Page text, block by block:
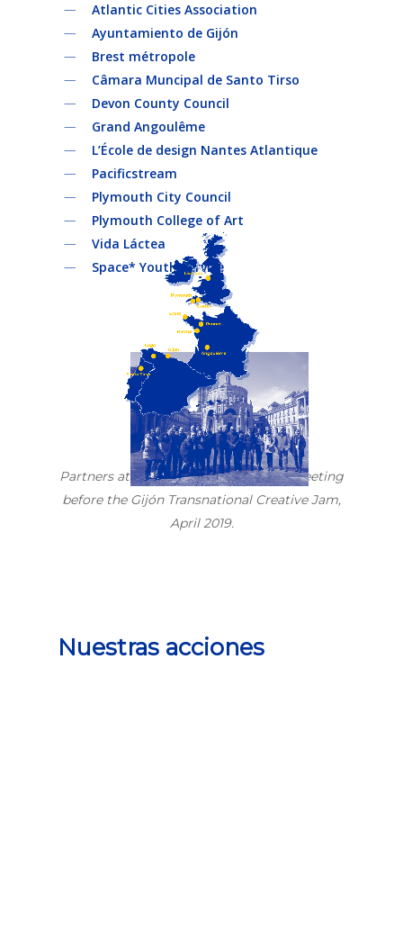
Atlantic Cities Association
Ayuntamiento de Gijón
Brest métropole
Câmara Muncipal de Santo Tirso
Devon County Council
Grand Angoulême
L’École de design Nantes Atlantique
Pacificstream
Plymouth City Council
Plymouth College of Art
Vida Láctea
Space* Youth Service
Partners at the Steering Committee Meeting
before the Gijón Transnational Creative Jam,
April 2019.
Nuestras acciones